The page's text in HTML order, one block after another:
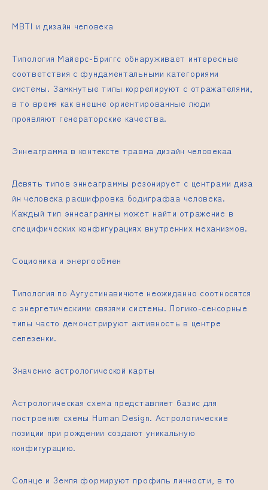
MBTI и дизайн человека
Типология Майерс-Бриггс обнаруживает интересные
соответствия с фундаментальными категориями
системы. Замкнутые типы коррелируют с отражателями,
в то время как внешне ориентированные люди
проявляют генераторские качества.
Эннеаграмма в контексте травма дизайн человекаа
Девять типов эннеаграммы резонирует с центрами диза
йн человека расшифровка бодиграфаа человека.
Каждый тип эннеаграммы может найти отражение в
специфических конфигурациях внутренних механизмов.
Соционика и энергообмен
Типология по Аугустинавичюте неожиданно соотносятся
с энергетическими связями системы. Логико-сенсорные
типы часто демонстрируют активность в центре
селезенки.
Значение астрологической карты
Астрологическая схема представляет базис для
построения схемы Human Design. Астрологические
позиции при рождении создают уникальную
конфигурацию.
Солнце и Земля формируют профиль личности, в то